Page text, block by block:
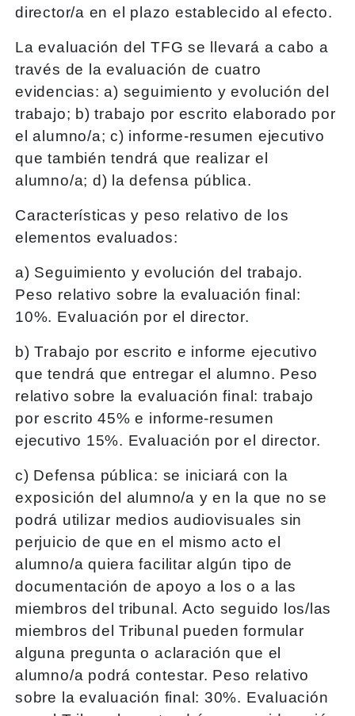
director/a en el plazo establecido al efecto.
La evaluación del TFG se llevará a cabo a
través de la evaluación de cuatro
evidencias: a) seguimiento y evolución del
trabajo; b) trabajo por escrito elaborado por
el alumno/a; c) informe-resumen ejecutivo
que también tendrá que realizar el
alumno/a; d) la defensa pública.
Características y peso relativo de los
elementos evaluados:
a) Seguimiento y evolución del trabajo.
Peso relativo sobre la evaluación final:
10%. Evaluación por el director.
b) Trabajo por escrito e informe ejecutivo
que tendrá que entregar el alumno. Peso
relativo sobre la evaluación final: trabajo
por escrito 45% e informe-resumen
ejecutivo 15%. Evaluación por el director.
c) Defensa pública: se iniciará con la
exposición del alumno/a y en la que no se
podrá utilizar medios audiovisuales sin
perjuicio de que en el mismo acto el
alumno/a quiera facilitar algún tipo de
documentación de apoyo a los o a las
miembros del tribunal. Acto seguido los/las
miembros del Tribunal pueden formular
alguna pregunta o aclaración que el
alumno/a podrá contestar. Peso relativo
sobre la evaluación final: 30%. Evaluación